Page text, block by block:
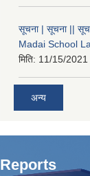
सूचना | सूचना ||
Madai School
मिति: 11/15/
अन्य
Reports